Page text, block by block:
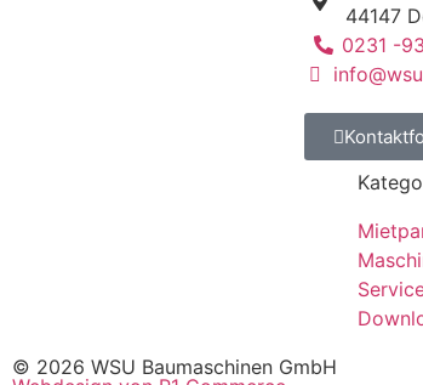
44147
0231 -
© 2026 WSU Baumaschinen GmbH